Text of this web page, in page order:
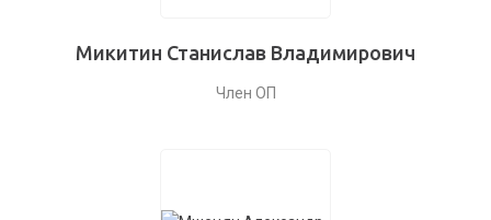
Микитин Станислав Владимирович
Член ОП